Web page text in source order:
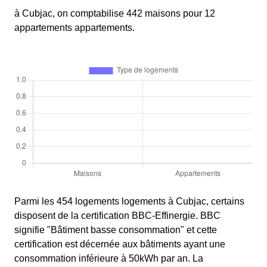
à Cubjac, on comptabilise 442 maisons pour 12
appartements appartements.
Parmi les 454 logements logements à Cubjac, certains
disposent de la certification BBC-Effinergie. BBC
signifie "Bâtiment basse consommation" et cette
certification est décernée aux bâtiments ayant une
consommation inférieure à 50kWh par an. La